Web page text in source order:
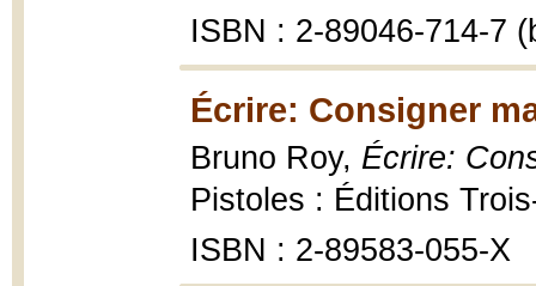
ISBN : 2-89046-714-7
Écrire: Consigner
Bruno Roy, Écrire:
Pistoles : Éditions
ISBN : 2-89583-055-X